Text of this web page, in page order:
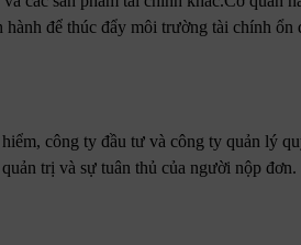
để thúc đẩy môi trường tài chính ổn
công ty đầu tư và công ty quản lý
trị và sự tuân thủ của người nộp đơn.